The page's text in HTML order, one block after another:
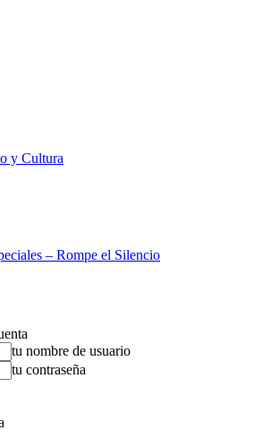
y Cultura
– Rompe el Silencio
tu nombre de usuario
tu contraseña